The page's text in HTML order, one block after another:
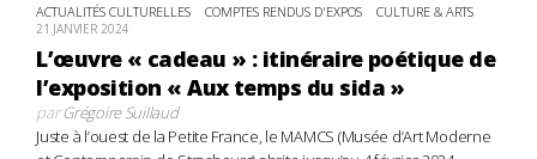
ACTUALITÉS CULTURELLES COMPTES RENDUS D'EXPOS CULTURE & ARTS
21 JANVIER 2024
L’œuvre « cadeau » : itinéraire poétique de
l’exposition « Aux temps du sida »
parGrégoire Suillaud
Juste à l’ouest de la Petite France, le MAMCS (Musée d’Art Moderne